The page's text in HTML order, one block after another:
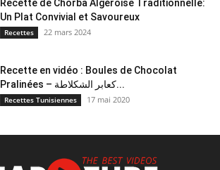
Recette de Chorba Algéroise Traditionnelle:
Un Plat Convivial et Savoureux
Recettes 22 mars 2024
Recette en vidéo : Boules de Chocolat
Pralinées – كعابر الشكلاطة...
Recettes Tunisiennes 17 mai 2020